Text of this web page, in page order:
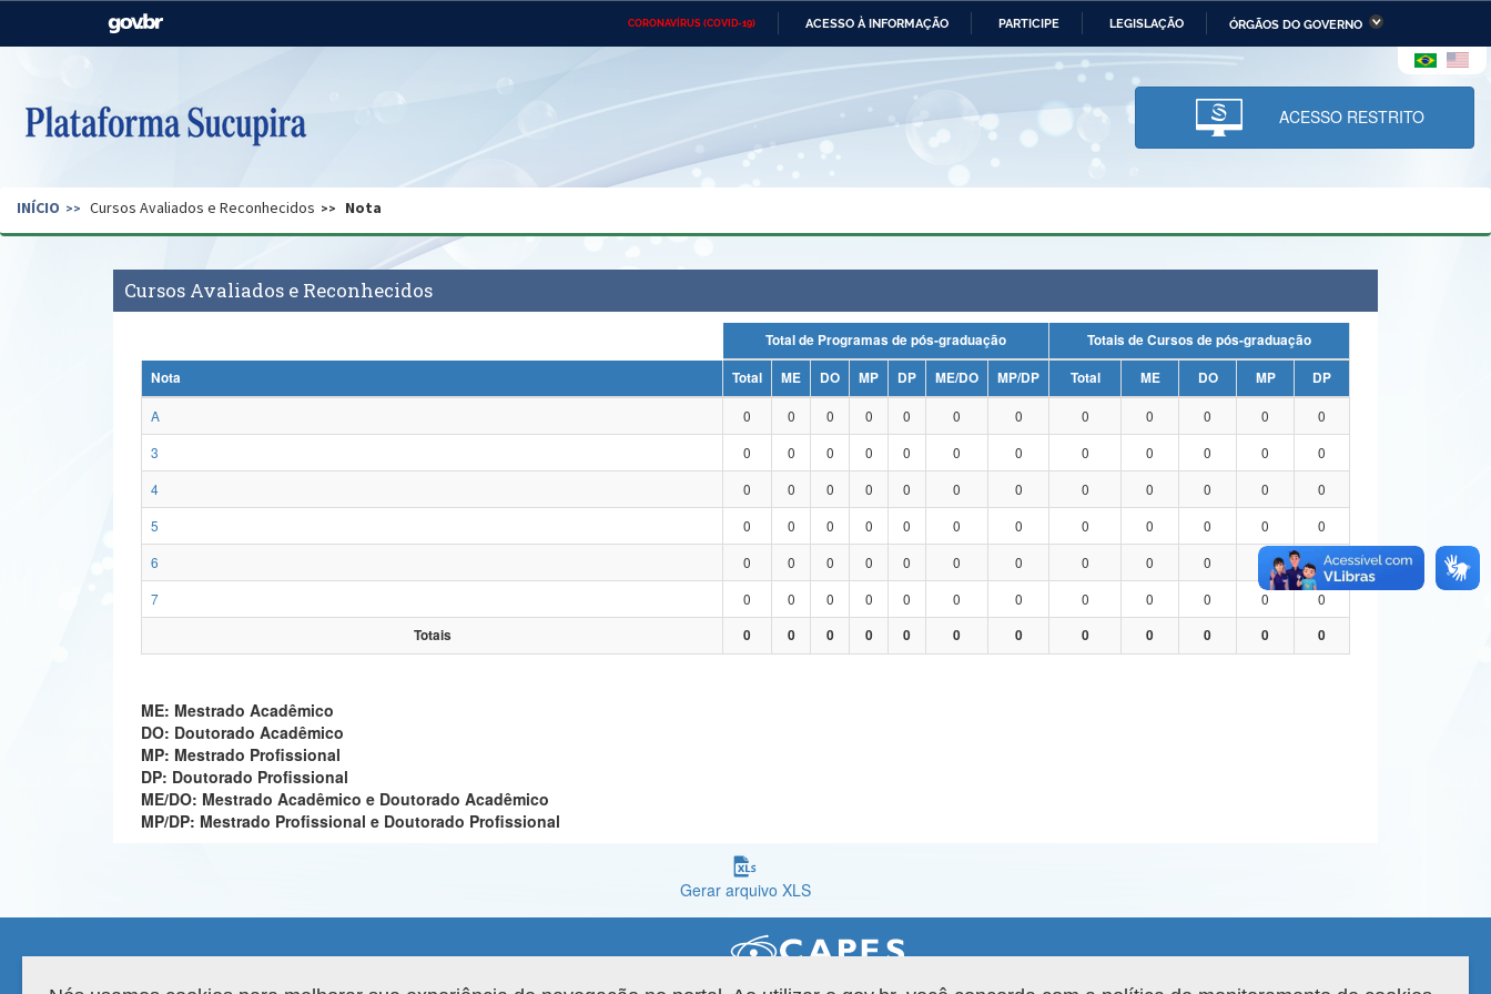
CORONAVÍRUS (COVID-19) ACESSO À INFORMAÇÃO PARTICIPE LEGISLAÇÃO ÓRGÃOS DO GOVERNO
Casa Civil Ministério das Relações Ministério da Economia Ministério da Infraestrutura
Pecuária e Abastecimento
Ministério da Ciência,
Tecnologia, Inovações e
Comunicações
Ministério do Desenvolvimento
Regional e dos Direitos Humanos
Secretaria de Governo Gabinete de Segurança Advocacia-Geral da União Banco Central do Brasil Planalto
ACESSO RESTRITO
INÍCIO Cursos Avaliados e Reconhecidos Nota
Cursos Avaliados e Reconhecidos
Total de Programas de pós-graduação
Totais de Cursos de pós-graduação
Nota
Total ME DO MP DP ME/DO MP/DP Total ME DO MP
DP
A
0 0 0 0 0 0 0 0 0 0 0
0
3
0 0 0 0 0 0 0 0 0 0 0
0
4
0 0 0 0 0 0 0 0 0 0 0
0
5
0 0 0 0 0 0 0 0 0 0 0
0
6
0 0 0 0 0 0 0 0 0 0
0
7
0 0 0 0 0 0 0 0 0 0 0
0
Totais
0 0 0 0 0 0 0 0 0 0 0 0
ME: Mestrado Acadêmico
DO: Doutorado Acadêmico
MP: Mestrado Profissional
DP: Doutorado Profissional
ME/DO: Mestrado Acadêmico e Doutorado Acadêmico
MP/DP: Mestrado Profissional e Doutorado Profissional
Gerar arquivo XLS